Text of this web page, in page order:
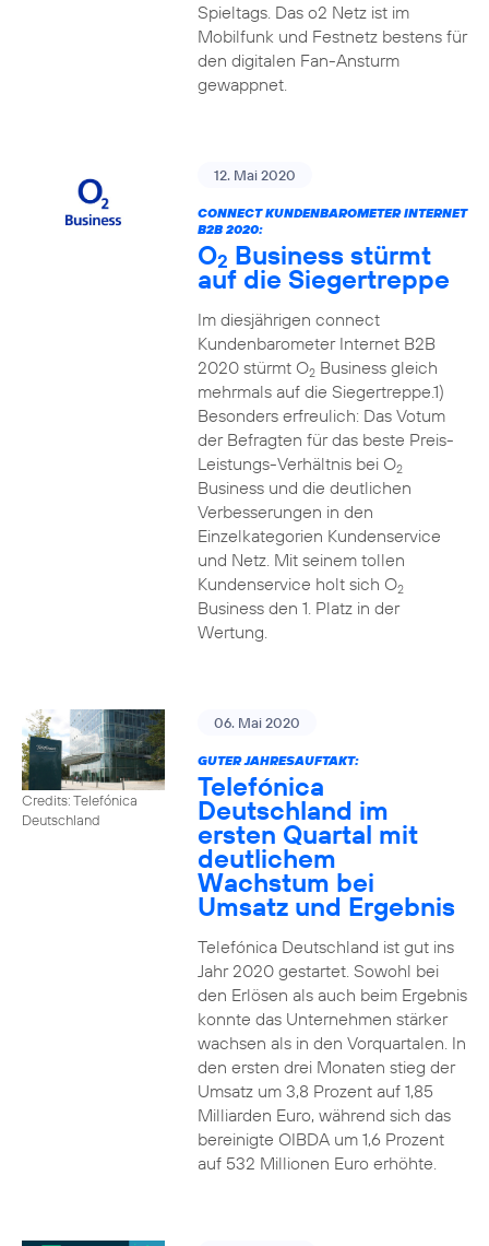
Spieltags. Das o2 Netz ist im
Mobilfunk und Festnetz bestens für
den digitalen Fan-Ansturm
gewappnet.
12. Mai 2020
CONNECT KUNDENBAROMETER INTERNET
B2B 2020:
O2 Business stürmt
auf die Siegertreppe
Im diesjährigen connect
Kundenbarometer Internet B2B
2020 stürmt O2Business gleich
mehrmals auf die Siegertreppe.1)
Besonders erfreulich: Das Votum
der Befragten für das beste Preis-
Leistungs-Verhältnis bei O2
Business und die deutlichen
Verbesserungen in den
Einzelkategorien Kundenservice
und Netz. Mit seinem tollen
Kundenservice holt sich O2
Business den 1. Platz in der
Wertung.
Credits: Telefónica
Deutschland
06. Mai 2020
GUTER JAHRESAUFTAKT:
Telefónica
Deutschland im
ersten Quartal mit
deutlichem
Wachstum bei
Umsatz und Ergebnis
Telefónica Deutschland ist gut ins
Jahr 2020 gestartet. Sowohl bei
den Erlösen als auch beim Ergebnis
konnte das Unternehmen stärker
wachsen als in den Vorquartalen. In
den ersten drei Monaten stieg der
Umsatz um 3,8 Prozent auf 1,85
Milliarden Euro, während sich das
bereinigte OIBDA um 1,6 Prozent
auf 532 Millionen Euro erhöhte.